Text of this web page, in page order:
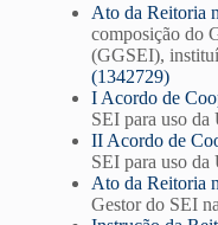
Ato da Reitoria
composição do
(GGSEI),
(1342729)
I Acordo de
SEI para uso da
II Acordo de
SEI para uso
Ato da Reitoria
Gestor do SEI